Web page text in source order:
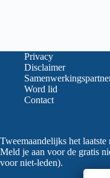
Privacy
Disclaimer
Word lid
Contact
Tweemaandelijks het
Meld je aan voor de gratis
voor niet-leden).